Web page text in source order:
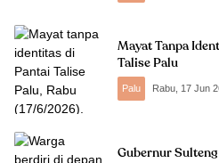
Mayat Tanpa
Talise Palu
Palu Rabu, 17 Jun
Gubernur